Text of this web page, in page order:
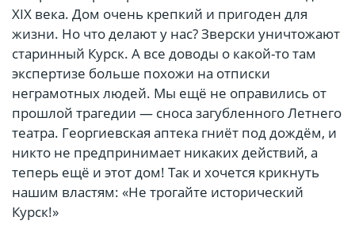
XIX века. Дом очень крепкий и пригоден для
жизни. Но что делают у нас? Зверски уничтожают
старинный Курск. А все доводы о какой-то там
экспертизе больше похожи на отписки
неграмотных людей. Мы ещё не оправились от
прошлой трагедии — сноса загубленного Летнего
театра. Георгиевская аптека гниёт под дождём, и
никто не предпринимает никаких действий, а
теперь ещё и этот дом! Так и хочется крикнуть
нашим властям: «Не трогайте исторический
Курск!»